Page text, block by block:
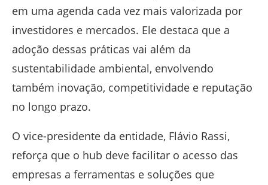
em uma agenda cada vez mais valorizada por
investidores e mercados. Ele destaca que a
adoção dessas práticas vai além da
sustentabilidade ambiental, envolvendo
também inovação, competitividade e reputação
no longo prazo.
O vice-presidente da entidade, Flávio Rassi,
reforça que o hub deve facilitar o acesso das
empresas a ferramentas e soluções que